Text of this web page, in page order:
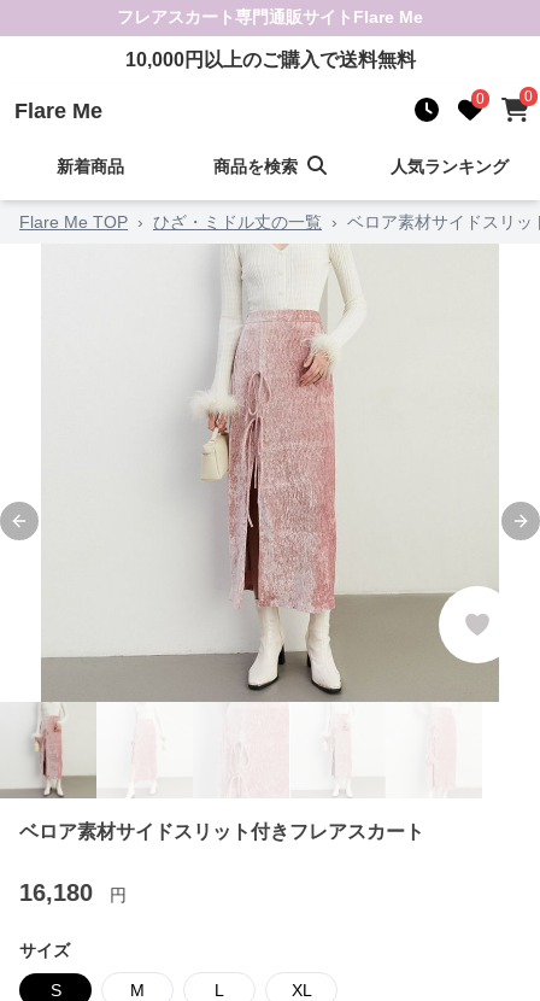
フレアスカート専門通販サイト Flare Me
10,000円以上のご購入で送料無料
Flare Me 0 0
新着商品 商品を検索 人気ランキング
Flare Me TOP › ひざ・ミドル丈の一覧 › ベロア素材サイドスリッ
Previous slide
ベロア素材サイドスリット付きフレアスカート
16,180 円
サイズ
S M L XL